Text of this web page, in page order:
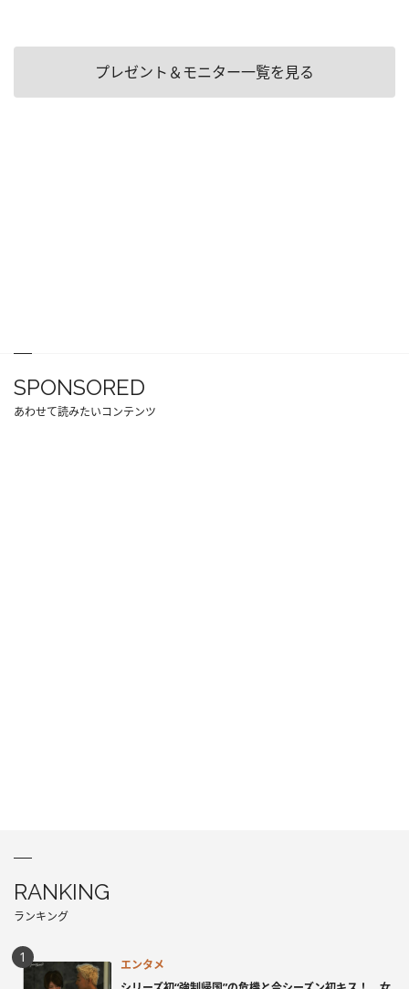
プレゼント＆モニター一覧を見る
SPONSORED
あわせて読みたいコンテンツ
RANKING
ランキング
エンタメ